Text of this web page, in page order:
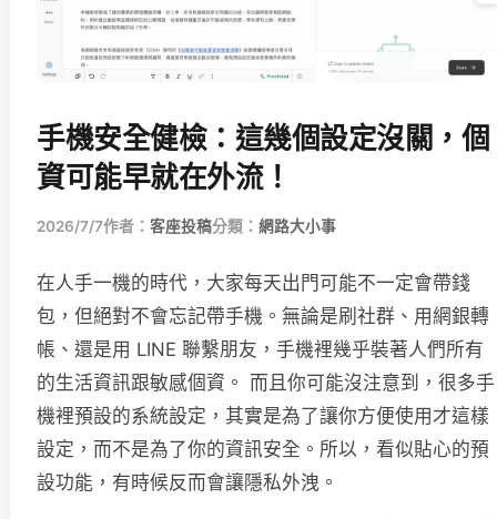
手機安全健檢：這幾個設定沒關，個
資可能早就在外流！
2026/7/7作者： 客座投稿分類： 網路大小事
在人手一機的時代，大家每天出門可能不一定會帶錢
包，但絕對不會忘記帶手機。無論是刷社群、用網銀轉
帳、還是用 LINE 聯繫朋友，手機裡幾乎裝著人們所有
的生活資訊跟敏感個資。 而且你可能沒注意到，很多手
機裡預設的系統設定，其實是為了讓你方便使用才這樣
設定，而不是為了你的資訊安全。所以，看似貼心的預
設功能，有時候反而會讓隱私外洩。